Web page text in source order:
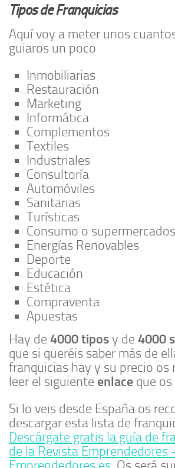
Tipos de Franquicias
Aquí voy a meter unos
guiaros un poco
Inmobiliarias
Restauración
Marketing
Informática
Complementos
Textiles
Industriales
Consultoría
Automóviles
Sanitarias
Turísticas
Consumo o supermercados
Energías Renovables
Deporte
Educación
Estética
Compraventa
Apuestas
Hay de 4000 tiposy de 4000
que si queréis saber más de
franquicias hay y su precio os
leer el siguiente enlace que
Si lo veis desde España os
descargar esta lista de
Descárgate gratis la guía de
de la Revista Emprendedores